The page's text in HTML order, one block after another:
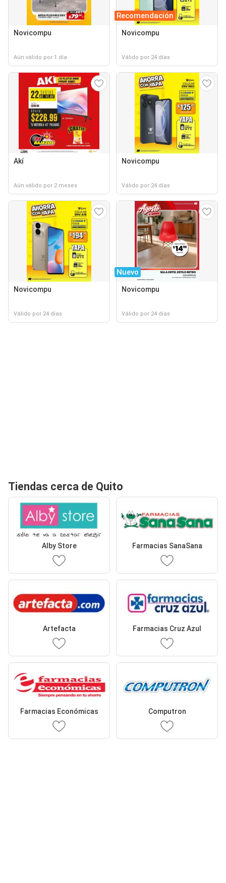
Novicompu
Aún válido por 1 día
Recomendación
Novicompu
Válido por 24 días
Akí
Aún válido por 2 meses
Novicompu
Válido por 24 días
Novicompu
Válido por 24 días
Nuevo
Novicompu
Válido por 24 días
Tiendas cerca de Quito
Alby Store Farmacias SanaSana
Artefacta Farmacias Cruz Azul
Farmacias Económicas Computron